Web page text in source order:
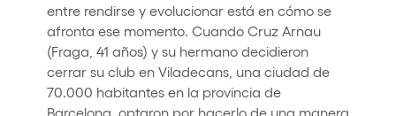
entre rendirse y evolucionar está en cómo se
afronta ese momento. Cuando Cruz Arnau
(Fraga, 41 años) y su hermano decidieron
cerrar su club en Viladecans, una ciudad de
70.000 habitantes en la provincia de
Barcelona, optaron por hacerlo de una manera